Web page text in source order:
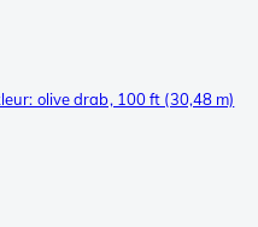
olive drab, 100 ft (30,48 m)